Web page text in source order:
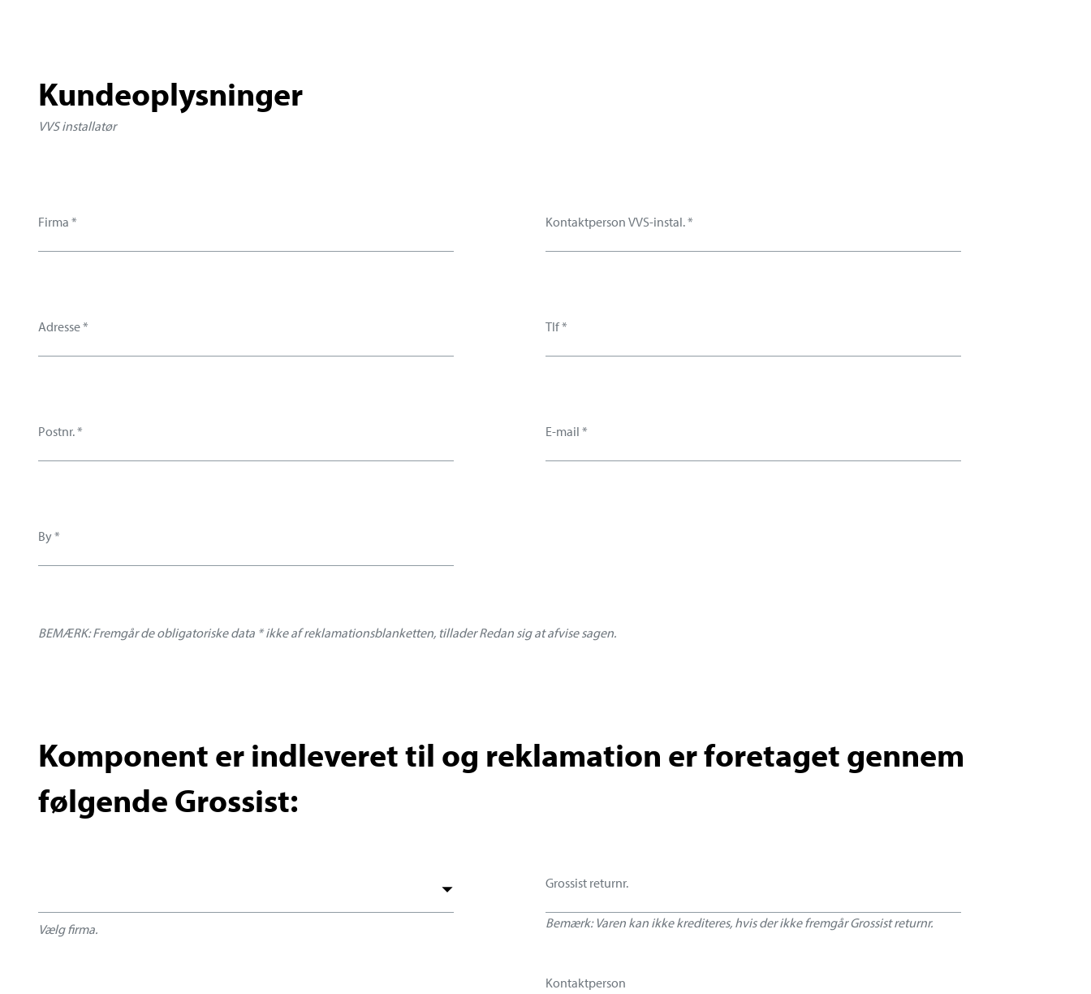
Kundeoplysninger
VVS installatør
BEMÆRK: Fremgår de obligatoriske data * ikke af reklamationsblanketten, tillader Redan sig at afvise sagen.
Komponent er indleveret til og reklamation er foretaget gennem
følgende Grossist:
Vælg firma. Bemærk: Varen kan ikke krediteres, hvis der ikke fremgår Grossist returnr.